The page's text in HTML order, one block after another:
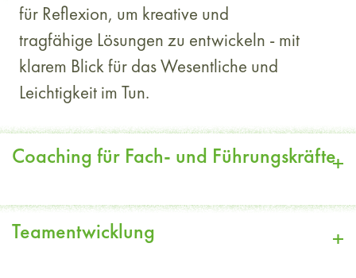
für Reflexion, um kreative und
tragfähige Lösungen zu entwickeln - mit
klarem Blick für das Wesentliche und
Leichtigkeit im Tun.
Coaching für Fach- und Führungskräfte+
−
Sie wollen Ihre berufliche Rolle aktiv gestalten
Teamentwicklung +
−